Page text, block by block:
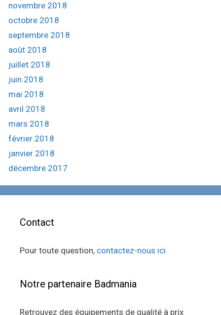
novembre 2018
octobre 2018
septembre 2018
août 2018
juillet 2018
juin 2018
mai 2018
avril 2018
mars 2018
février 2018
janvier 2018
décembre 2017
Contact
Pour toute question, contactez-nous ici
Notre partenaire Badmania
Retrouvez des équipements de qualité à prix